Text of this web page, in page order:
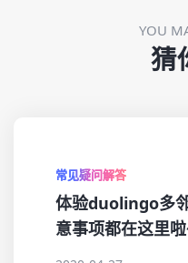
YOU
猜
常见疑问解答
体验duolingo多
意事项都在这里